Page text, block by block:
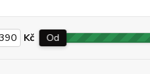
Kč Od